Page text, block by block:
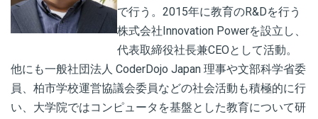
で行う。2015年に教育のR&Dを行う
株式会社Innovation Powerを設立し、
代表取締役社長兼CEOとして活動。
他にも一般社団法人 CoderDojo Japan 理事や文部科学省委
員、柏市学校運営協議会委員などの社会活動も積極的に行
い、大学院ではコンピュータを基盤とした教育について研